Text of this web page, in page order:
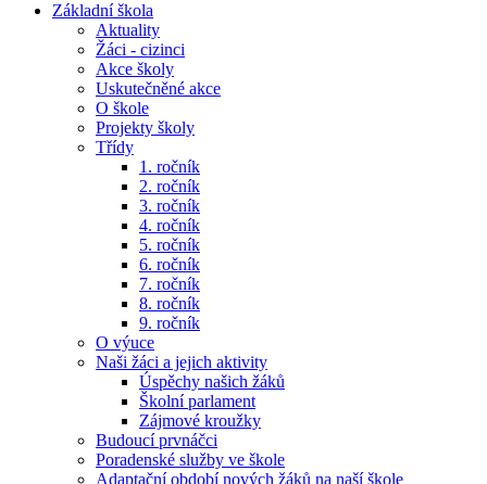
Základní škola
Aktuality
Žáci - cizinci
Akce školy
Uskutečněné akce
O škole
Projekty školy
Třídy
1. ročník
2. ročník
3. ročník
4. ročník
5. ročník
6. ročník
7. ročník
8. ročník
9. ročník
O výuce
Naši žáci a jejich aktivity
Úspěchy našich žáků
Školní parlament
Zájmové kroužky
Budoucí prvnáčci
Poradenské služby ve škole
Adaptační období nových žáků na naší škole